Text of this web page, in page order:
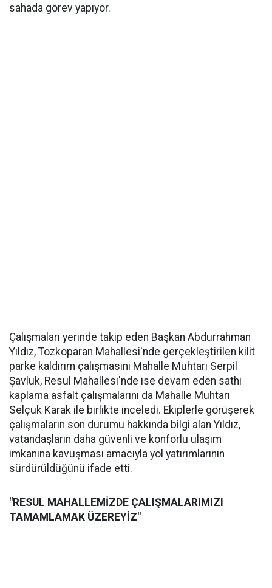
sahada görev yapıyor.
Çalışmaları yerinde takip eden Başkan Abdurrahman
Yıldız, Tozkoparan Mahallesi'nde gerçekleştirilen kilit
parke kaldırım çalışmasını Mahalle Muhtarı Serpil
Şavluk, Resul Mahallesi'nde ise devam eden sathi
kaplama asfalt çalışmalarını da Mahalle Muhtarı
Selçuk Karak ile birlikte inceledi. Ekiplerle görüşerek
çalışmaların son durumu hakkında bilgi alan Yıldız,
vatandaşların daha güvenli ve konforlu ulaşım
imkanına kavuşması amacıyla yol yatırımlarının
sürdürüldüğünü ifade etti.
"RESUL MAHALLEMİZDE ÇALIŞMALARIMIZI
TAMAMLAMAK ÜZEREYİZ"